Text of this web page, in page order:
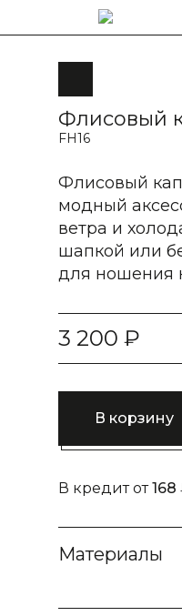
Флисовый
FH16
Флисовый
модный
ветра и
шапкой или
для ношения
3 200
В корзину
В кредит от
Материалы